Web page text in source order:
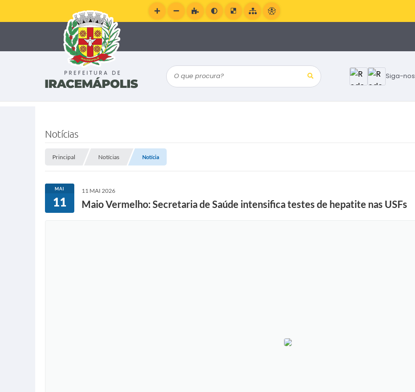
Siga-nos
O que procura?
Notícias
Principal Notícias Notícia
MAI
11
11 MAI 2026
Maio Vermelho: Secretaria de Saúde intensifica testes de hepatite nas USFs